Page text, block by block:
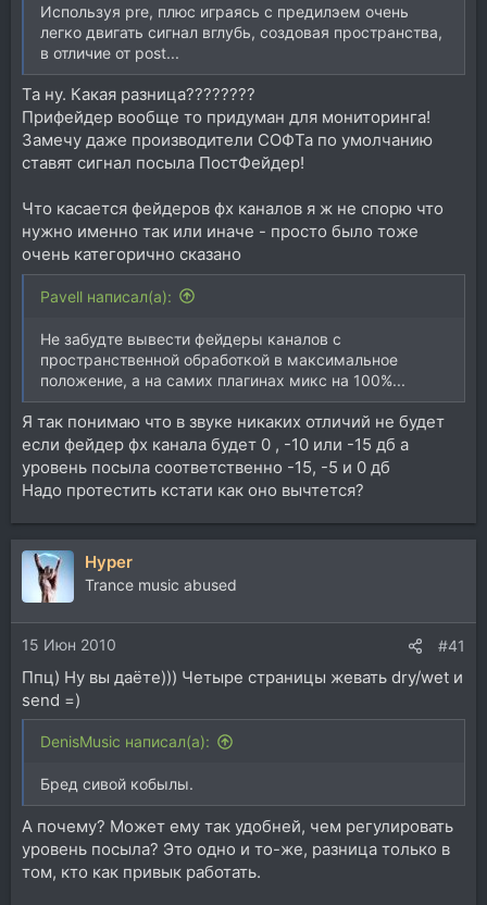
Используя pre, плюс играясь с предилэем очень
легко двигать сигнал вглубь, создовая пространства,
в отличие от post...
Та ну. Какая разница????????
Прифейдер вообще то придуман для мониторинга!
Замечу даже производители СОФТа по умолчанию
ставят сигнал посыла ПостФейдер!
Что касается фейдеров фх каналов я ж не спорю что
нужно именно так или иначе - просто было тоже
очень категорично сказано
Pavell написал(а):
Не забудте вывести фейдеры каналов с
пространственной обработкой в максимальное
положение, а на самих плагинах микс на 100%...
Я так понимаю что в звуке никаких отличий не будет
если фейдер фх канала будет 0 , -10 или -15 дб а
уровень посыла соответственно -15, -5 и 0 дб
Надо протестить кстати как оно вычтется?
Hyper
Trance music abused
15 Июн 2010 #41
Ппц) Ну вы даёте))) Четыре страницы жевать dry/wet и
send =)
DenisMusic написал(а):
Бред сивой кобылы.
А почему? Может ему так удобней, чем регулировать
уровень посыла? Это одно и то-же, разница только в
том, кто как привык работать.